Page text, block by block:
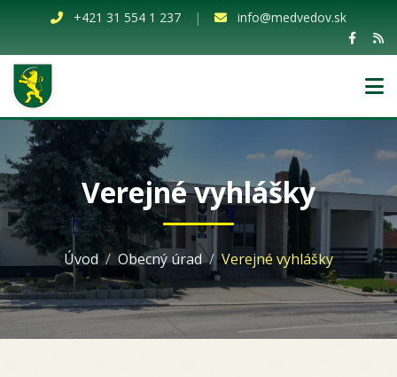
+421 31 554 1 237 | info@medvedov.sk
Verejné vyhlášky
Úvod Obecný úrad Verejné vyhlášky